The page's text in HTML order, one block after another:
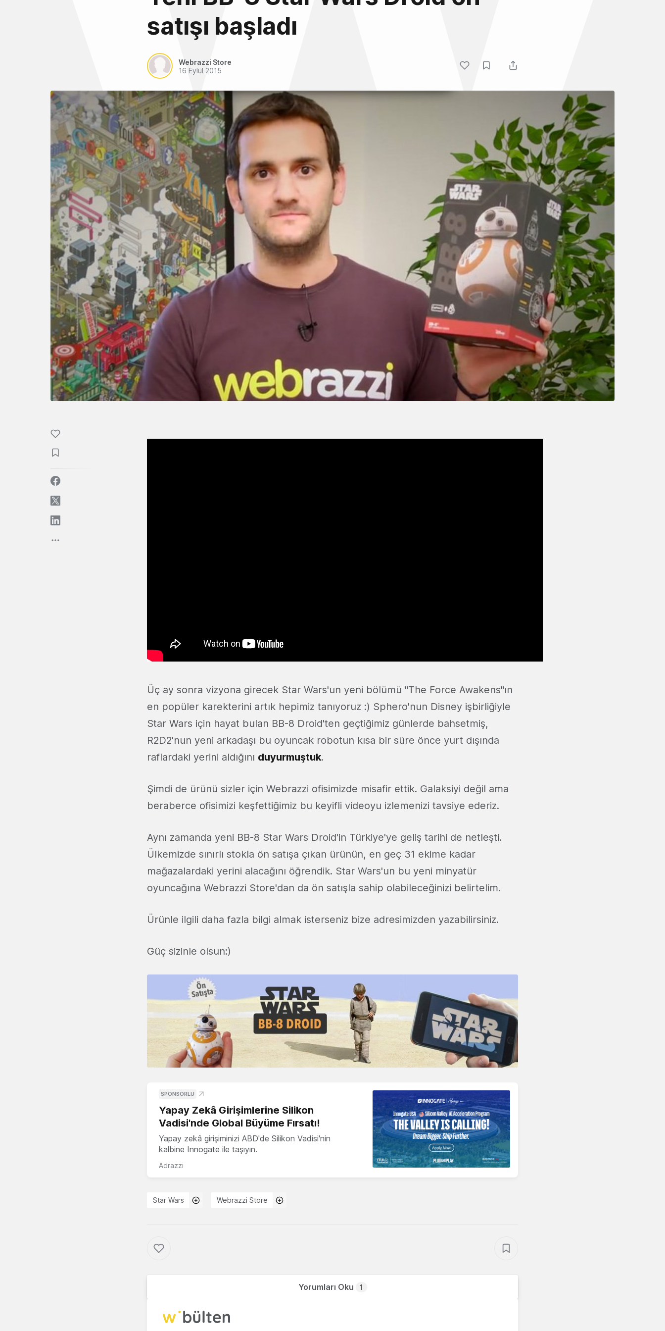
satışı başladı
Webrazzi Store
16 Eylül 2015
Üç ay sonra vizyona girecek Star Wars'un yeni bölümü "The Force Awakens"ın
en popüler karekterini artık hepimiz tanıyoruz :) Sphero'nun Disney işbirliğiyle
Star Wars için hayat bulan BB-8 Droid'ten geçtiğimiz günlerde bahsetmiş,
R2D2'nun yeni arkadaşı bu oyuncak robotun kısa bir süre önce yurt dışında
raflardaki yerini aldığını duyurmuştuk.
Şimdi de ürünü sizler için Webrazzi ofisimizde misafir ettik. Galaksiyi değil ama
beraberce ofisimizi keşfettiğimiz bu keyifli videoyu izlemenizi tavsiye ederiz.
Aynı zamanda yeni BB-8 Star Wars Droid'in Türkiye'ye geliş tarihi de netleşti.
Ülkemizde sınırlı stokla ön satışa çıkan ürünün, en geç 31 ekime kadar
mağazalardaki yerini alacağını öğrendik. Star Wars'un bu yeni minyatür
oyuncağına Webrazzi Store'dan da ön satışla sahip olabileceğinizi belirtelim.
Ürünle ilgili daha fazla bilgi almak isterseniz bize adresimizden yazabilirsiniz.
Güç sizinle olsun:)
SPONSORLU
Yapay Zekâ Girişimlerine Silikon
Vadisi'nde Global Büyüme Fırsatı!
Yapay zekâ girişiminizi ABD'de Silikon Vadisi'nin
kalbine Innogate ile taşıyın.
Adrazzi
Star Wars Webrazzi Store
Yorumları Oku 1